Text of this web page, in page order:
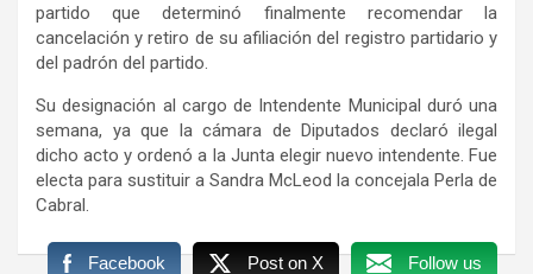
partido que determinó finalmente recomendar la
cancelación y retiro de su afiliación del registro partidario y
del padrón del partido.
Su designación al cargo de Intendente Municipal duró una
semana, ya que la cámara de Diputados declaró ilegal
dicho acto y ordenó a la Junta elegir nuevo intendente. Fue
electa para sustituir a Sandra McLeod la concejala Perla de
Cabral.
Facebook Post on X Follow us